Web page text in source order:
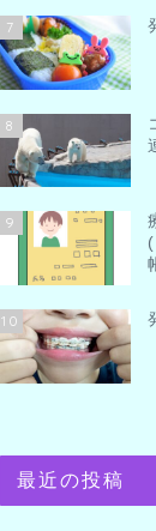
7
8
9
10
最近の投稿